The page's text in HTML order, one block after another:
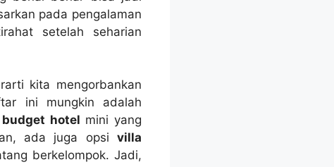
pada pengalaman
setelah seharian
kita mengorbankan
ini mungkin adalah
budget hotel mini yang
ada juga opsi villa
berkelompok. Jadi,